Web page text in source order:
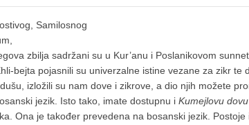
Samilosnog
zbilja sadržani su u Kur’anu i Poslanikovom
bejta pojasnili su univerzalne istine vezane za zikr te
izložili su nam dove i zikrove, a dio njih možete
jezik. Isto tako, imate dostupnu i Kumejlovu dovu
Ona je također prevedena na bosanski jezik.